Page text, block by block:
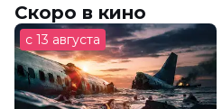
Скоро в кино
с 13 августа